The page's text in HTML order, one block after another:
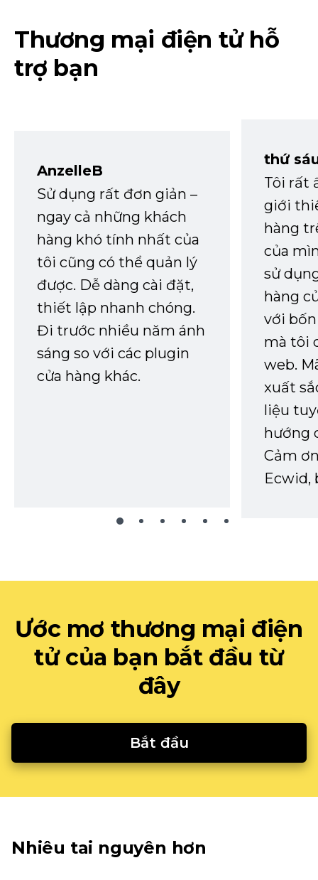
Thương mại điện tử hỗ
trợ bạn
AnzelleB
Sử dụng rất đơn giản –
ngay cả những khách
hàng khó tính nhất của
tôi cũng có thể quản lý
được. Dễ dàng cài đặt,
thiết lập nhanh chóng.
Đi trước nhiều năm ánh
sáng so với các plugin
cửa hàng khác.
thứ
Tôi rất
giới
hàng
của
sử
hàng
với
mà tôi
web.
xuất
liệu
hướng
Cảm
Ecwid,
Ước mơ thương mại điện
tử của bạn bắt đầu từ
đây
Bắt đầu
Nhiêu tai nguyên hơn